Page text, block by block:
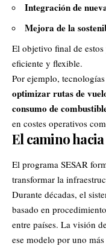
Integración de
Mejora de la
El objetivo final de
eficiente y flexible.
Por ejemplo,
optimizar rutas de
consumo de
en costes operativos
El camino
El programa SESAR
transformar la
Durante décadas, el
basado en
entre países. La visión
ese modelo por uno